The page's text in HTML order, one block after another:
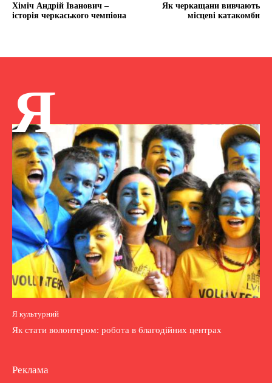
Хіміч Андрій Іванович –
історія черкаського чемпіона
Як черкащани вивчають
місцеві катакомби
Я
Я культурний
Як стати волонтером: робота в благодійних центрах
Реклама